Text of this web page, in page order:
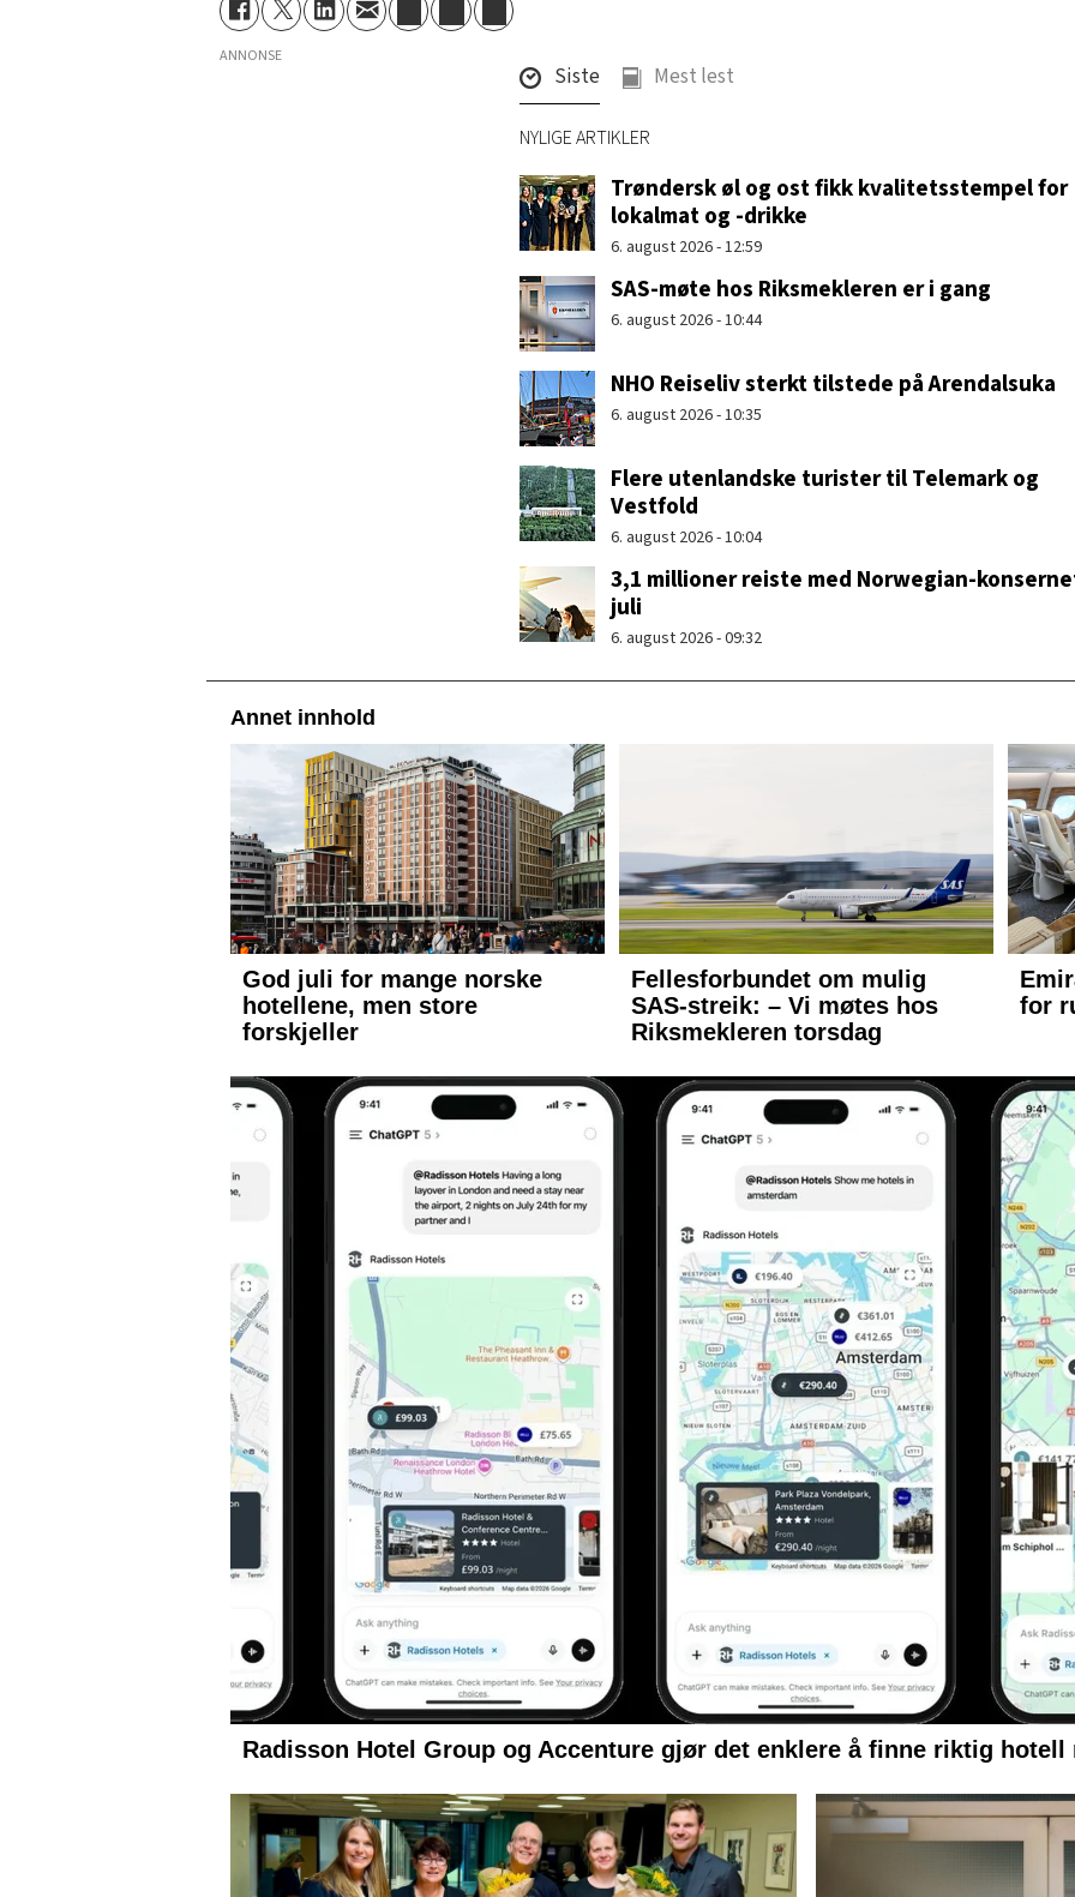
ANNONSE
Siste Mest lest
NYLIGE ARTIKLER
Trøndersk øl og ost fikk kvalitetsstempel for
lokalmat og -drikke
6. august 2026 - 12:59
SAS-møte hos Riksmekleren er i gang
6. august 2026 - 10:44
NHO Reiseliv sterkt tilstede på Arendalsuka
6. august 2026 - 10:35
Flere utenlandske turister til Telemark og
Vestfold
6. august 2026 - 10:04
3,1 millioner reiste med Norwegian-
juli
6. august 2026 - 09:32